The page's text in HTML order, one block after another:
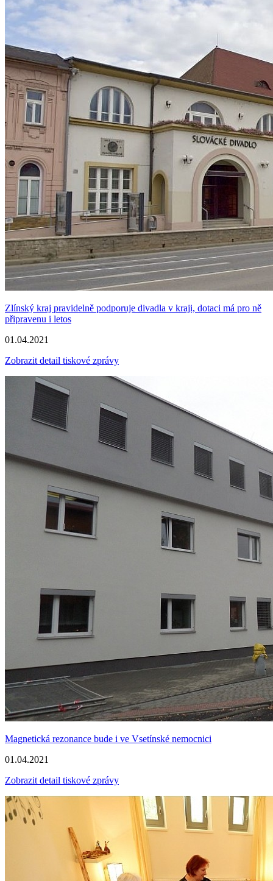
Zlínský kraj pravidelně podporuje divadla v kraji, dotaci má pro ně
připravenu i letos
01.04.2021
Zobrazit detail tiskové zprávy
Magnetická rezonance bude i ve Vsetínské nemocnici
01.04.2021
Zobrazit detail tiskové zprávy